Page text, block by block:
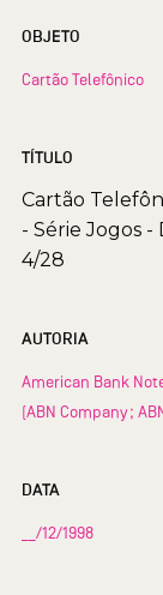
OBJETO
Cartão Telefônico
TÍTULO
Cartão
- Série Jogos -
4/28
AUTORIA
American Bank
(ABN Company;
DATA
__/12/1998